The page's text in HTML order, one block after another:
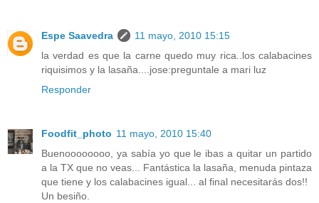
Espe Saavedra
11 mayo, 2010 15:15
la verdad es que la carne quedo muy rica..los calabacines
riquisimos y la lasaña....jose:preguntale a mari luz
Responder
Foodfit_photo 11 mayo, 2010 15:40
Buenoooooooo, ya sabía yo que le ibas a quitar un partido
a la TX que no veas... Fantástica la lasaña, menuda pintaza
que tiene y los calabacines igual... al final necesitarás dos!!
Un besiño.